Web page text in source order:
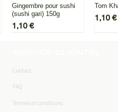
Aperçu rapide
Gingembre pour sushi
(sushi gari) 150g
Prix
1,10 €
Tom
Prix
1,10 €
Contact
FAQ
Termes et conditions